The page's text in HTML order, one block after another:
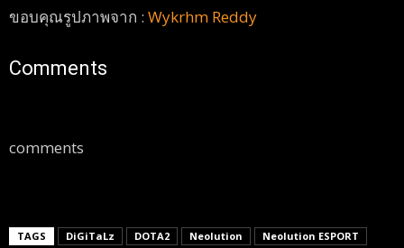
ขอบคุณรูปภาพจาก : Wykrhm Reddy
Comments
comments
TAGS DiGiTaLz DOTA2 Neolution
Neolution ESPORT